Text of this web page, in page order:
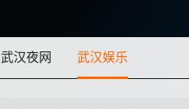
武汉夜网 武汉娱乐